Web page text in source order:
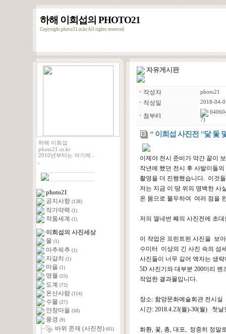
하해 이희섭의 PHOTO21
Copyright photo21.or.kr All rights reserved
하해 이희섭
photo21.or.kr
2010년부터는 여기에..
photo21
공지사항 (138)
작가약력 (1)
작품세계 (1)
이희섭의 사진세상
물 (1)
마추픽추 (1)
자갈치 (1)
마을 (1)
영월 (55)
도계 (72)
온산사람 (114)
수몰 (27)
안창마을 (50)
풍경 (9)
바위 존재 (사진전) (65)
자유게시판
ㆍ 작성자 photo21
ㆍ 작성일 2018-04-
ㆍ 첨부#1
7)
“ 이희섭 사진전 "닻 돛
이제야 전시 준비가 약간 끝이
작년에 했던 전시 후 사발이들
촬영을 더 진행했습니다. 이것
저는 지금 이 땅 위의 명백한 사
온 몸으로 몰두하여 여러 점을
저의 열네번 째의 사진전에 초
이 작업은 프린트된 사진을 보
수미터 이상의 긴 사진 속의 섬
사진들이 너무 길어 액자는 생
5D 사진기와 대부분 200미리
작업한 결과물입니다.
장소: 함양문화예술회관 전시실
시간: 2018.4.23(월)-30(월) 첫
화환, 꽃, 총, 대포, 정중히 정말